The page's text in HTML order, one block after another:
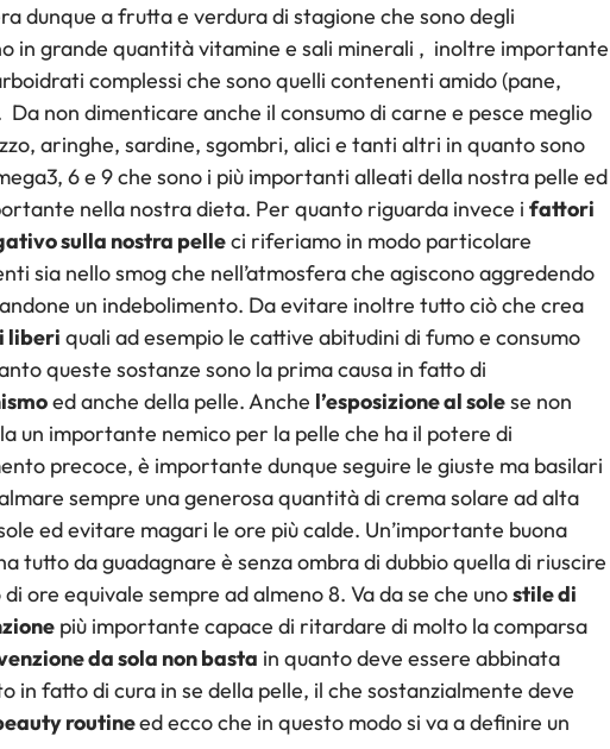
dunque a frutta e verdura di stagione che sono degli
in grande quantità vitamine e sali minerali , inoltre importante
complessi che sono quelli contenenti amido (pane,
non dimenticare anche il consumo di carne e pesce meglio
aringhe, sardine, sgombri, alici e tanti altri in quanto sono
6 e 9 che sono i più importanti alleati della nostra pelle ed
nella nostra dieta. Per quanto riguarda invece i fattori
sulla nostra pelleci riferiamo in modo particolare
sia nello smog che nell’atmosfera che agiscono aggredendo
un indebolimento. Da evitare inoltre tutto ciò che crea
liberi quali ad esempio le cattive abitudini di fumo e consumo
queste sostanze sono la prima causa in fatto di
ed anche della pelle. Anche l’esposizione al solese non
un importante nemico per la pelle che ha il potere di
precoce, è importante dunque seguire le giuste ma basilari
sempre una generosa quantità di crema solare ad alta
ed evitare magari le ore più calde. Un’importante buona
tutto da guadagnare è senza ombra di dubbio quella di riuscire
ore equivale sempre ad almeno 8. Va da se che unostile di
più importante capace di ritardare di molto la comparsa
da sola non basta in quanto deve essere abbinata
fatto di cura in se della pelle, il che sostanzialmente deve
routineed ecco che in questo modo si va a definire un